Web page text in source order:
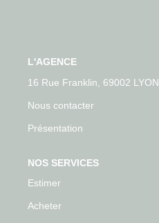
L'AGENCE
16 Rue Franklin, 69002 LYON
Nous contacter
Présentation
NOS SERVICES
Estimer
Acheter